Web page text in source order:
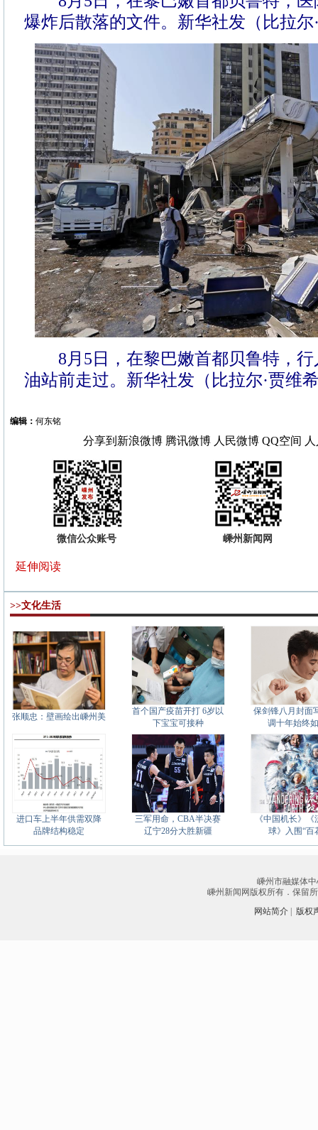
爆炸后散落的文件。新华社发（比拉尔
8月5日，在黎巴嫩首都贝鲁特，行
油站前走过。新华社发（比拉尔·贾维
编辑： 何东铭
分享到 新浪微博 腾讯微博 人民微博 QQ空间
微信公众账号 嵊州新闻网
延伸阅读
>>文化生活
张顺忠：壁画绘出嵊州美
首个国产疫苗开打 6岁以
下宝宝可接种
保剑锋八月封面
调十年始终
进口车上半年供需双降
品牌结构稳定
三军用命，CBA半决赛
辽宁28分大胜新疆
《中国机长》《
球》入围“百
嵊州市融媒体
嵊州新闻网版权所有．保留
网站简介
版权